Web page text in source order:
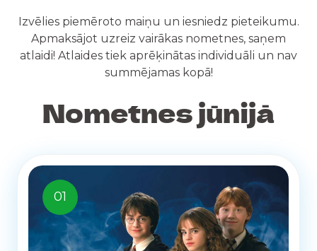
Izvēlies piemēroto maiņu un iesniedz pieteikumu.
Apmaksājot uzreiz vairākas nometnes, saņem
atlaidi! Atlaides tiek aprēķinātas individuāli un nav
summējamas kopā!
Nometnes jūnijā
01